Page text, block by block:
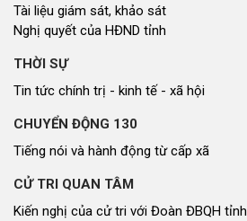
Tài liệu giám sát, khảo sát
Nghị quyết của HĐND tỉnh
THỜI SỰ
Tin tức chính trị - kinh tế - xã hội
CHUYỂN ĐỘNG 130
Tiếng nói và hành động từ cấp xã
CỬ TRI QUAN TÂM
Kiến nghị của cử tri với Đoàn ĐBQH tỉnh